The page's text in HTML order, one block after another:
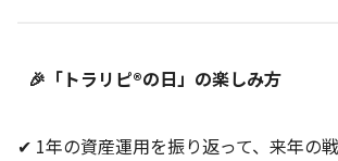
🎉「トラリピ®の日」の楽しみ方
✔ 1年の資産運用を振り返って、来年の